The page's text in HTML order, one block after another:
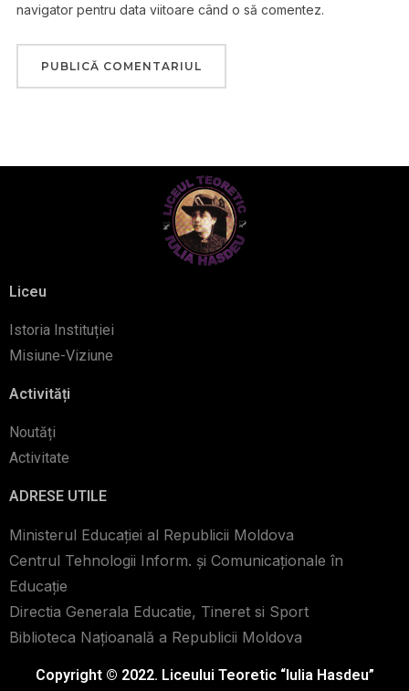
navigator pentru data viitoare când o să comentez.
Liceu
Istoria Instituției
Misiune-Viziune
Activități
Noutăți
Activitate
ADRESE UTILE
Ministerul Educației al Republicii Moldova
Centrul Tehnologii Inform. şi Comunicaţionale în
Educaţie
Directia Generala Educatie, Tineret si Sport
Biblioteca Naţioanală a Republicii Moldova
Copyright © 2022. Liceului Teoretic “Iulia Hasdeu”